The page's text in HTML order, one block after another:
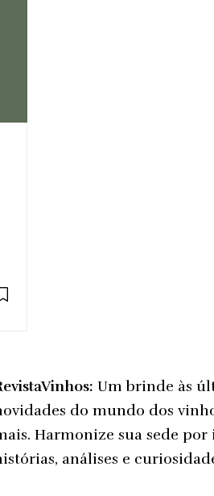
Um brinde às
do mundo dos
Harmonize sua sede
análises e